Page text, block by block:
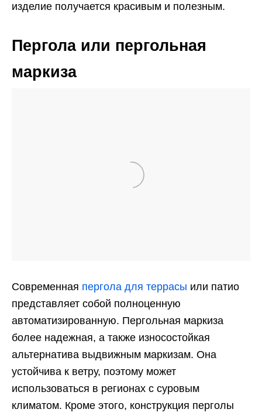
изделие получается красивым и полезным.
Пергола или пергольная
маркиза
Современная пергола для террасы или патио
представляет собой полноценную
автоматизированную. Пергольная маркиза
более надежная, а также износостойкая
альтернатива выдвижным маркизам. Она
устойчива к ветру, поэтому может
использоваться в регионах с суровым
климатом. Кроме этого, конструкция перголы